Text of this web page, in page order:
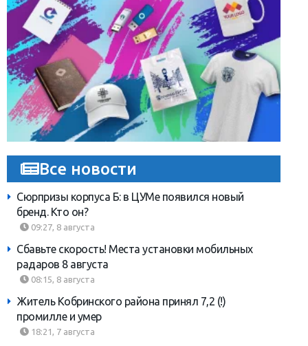
Все новости
Сюрпризы корпуса Б: в ЦУМе появился новый
бренд. Кто он?
09:27, 8 августа
Сбавьте скорость! Места установки мобильных
радаров 8 августа
08:15, 8 августа
Житель Кобринского района принял 7,2 (!)
промилле и умер
18:21, 7 августа